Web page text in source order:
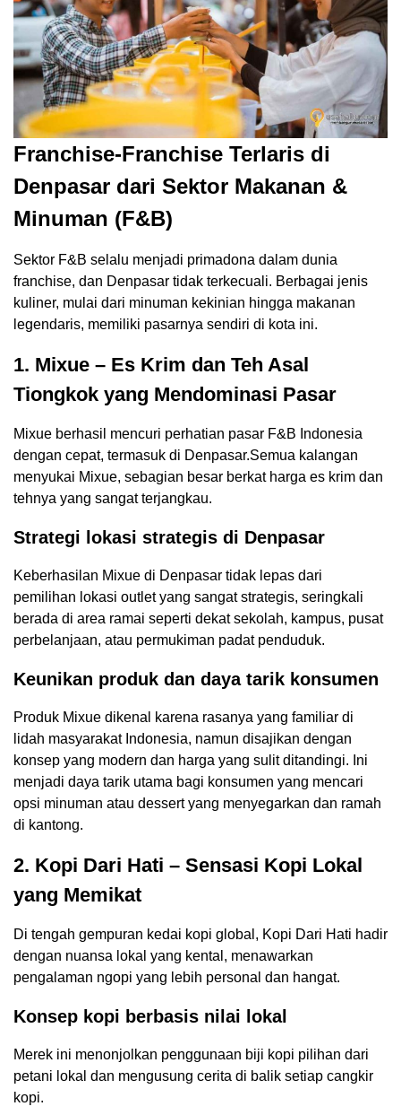
Franchise-Franchise Terlaris di
Denpasar dari Sektor Makanan &
Minuman (F&B)
Sektor F&B selalu menjadi primadona dalam dunia
franchise, dan Denpasar tidak terkecuali. Berbagai jenis
kuliner, mulai dari minuman kekinian hingga makanan
legendaris, memiliki pasarnya sendiri di kota ini.
1. Mixue – Es Krim dan Teh Asal
Tiongkok yang Mendominasi Pasar
Mixue berhasil mencuri perhatian pasar F&B Indonesia
dengan cepat, termasuk di Denpasar.Semua kalangan
menyukai Mixue, sebagian besar berkat harga es krim dan
tehnya yang sangat terjangkau.
Strategi lokasi strategis di Denpasar
Keberhasilan Mixue di Denpasar tidak lepas dari
pemilihan lokasi outlet yang sangat strategis, seringkali
berada di area ramai seperti dekat sekolah, kampus, pusat
perbelanjaan, atau permukiman padat penduduk.
Keunikan produk dan daya tarik konsumen
Produk Mixue dikenal karena rasanya yang familiar di
lidah masyarakat Indonesia, namun disajikan dengan
konsep yang modern dan harga yang sulit ditandingi. Ini
menjadi daya tarik utama bagi konsumen yang mencari
opsi minuman atau dessert yang menyegarkan dan ramah
di kantong.
2. Kopi Dari Hati – Sensasi Kopi Lokal
yang Memikat
Di tengah gempuran kedai kopi global, Kopi Dari Hati hadir
dengan nuansa lokal yang kental, menawarkan
pengalaman ngopi yang lebih personal dan hangat.
Konsep kopi berbasis nilai lokal
Merek ini menonjolkan penggunaan biji kopi pilihan dari
petani lokal dan mengusung cerita di balik setiap cangkir
kopi.